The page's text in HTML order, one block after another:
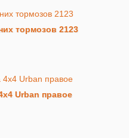
тормозов 2123
Urban правое